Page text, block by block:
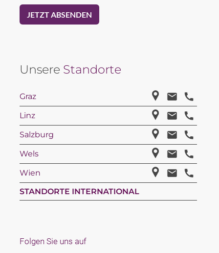
Unsere Standorte
Graz
Linz
Salzburg
Wels
Wien
STANDORTE INTERNATIONAL
Folgen Sie uns auf